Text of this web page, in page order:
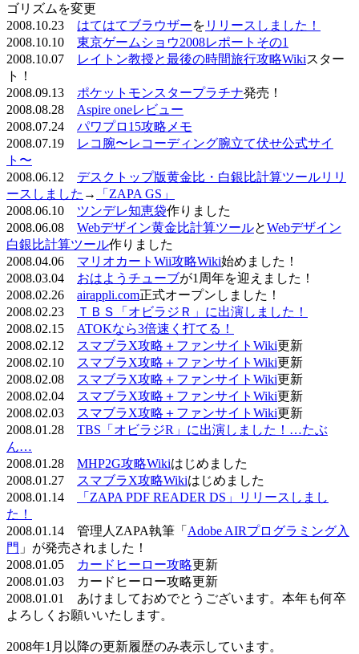
ゴリズムを変更
2008.10.23 はてはてブラウザーを リリースしました！
2008.10.10 東京ゲームショウ2008レポートその1
2008.10.07
レイトン教授と最後の時間旅行攻略Wikiスター
ト！
2008.09.13 ポケットモンスタープラチナ発売！
2008.08.28 Aspire oneレビュー
2008.07.24 パワプロ15攻略メモ
2008.07.19
レコ腕〜レコーディング腕立て伏せ公式サイ
ト〜
2008.06.12 デスクトップ版黄金比・白銀比計算ツールリリ
ースしました →
「ZAPA GS」
2008.06.10 ツンデレ知恵袋作りました
2008.06.08 Webデザイン黄金比計算ツールとWebデザイン
白銀比計算ツール作りました
2008.04.06 マリオカートWii攻略Wiki始めました！
2008.03.04 おはようチューブが1周年を迎えました！
2008.02.26 airappli.com正式オープンしました！
2008.02.23
ＴＢＳ「オビラジＲ」に出演しました！
2008.02.15 ATOKなら3倍速く打てる！
2008.02.12
スマブラX攻略＋ファンサイトWiki更新
2008.02.10
スマブラX攻略＋ファンサイトWiki更新
2008.02.08
スマブラX攻略＋ファンサイトWiki更新
2008.02.04
スマブラX攻略＋ファンサイトWiki更新
2008.02.03
スマブラX攻略＋ファンサイトWiki更新
2008.01.28 TBS「オビラジR」に出演しました！…たぶ
ん…
2008.01.28 MHP2G攻略Wikiはじめました
2008.01.27
スマブラX攻略Wikiはじめました
2008.01.14
「ZAPA PDF READER DS」リリースしまし
た！
2008.01.14 管理人ZAPA執筆「 Adobe AIRプログラミング入
門 」が発売されました！
2008.01.05
カードヒーロー攻略更新
2008.01.03 カードヒーロー攻略更新
2008.01.01 あけましておめでとうございます。本年も何卒
よろしくお願いいたします。
2008年1月以降の更新履歴のみ表示しています。